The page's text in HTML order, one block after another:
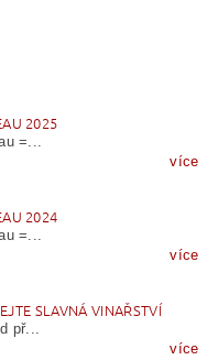
2025
=...
více
2024
=...
více
SLAVNÁ VINAŘSTVÍ
př...
více